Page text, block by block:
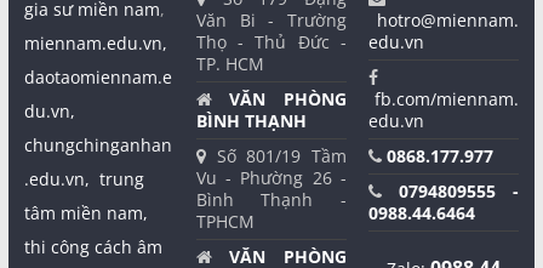
gia sư miền nam,
miennam.edu.vn,
daotaomiennam.e
du.vn,
chungchinganhan
.edu.vn, trung
tâm miền nam,
thi công cách âm
Văn Bi - Trường
Thọ - Thủ Đức -
TP. HCM
VĂN PHÒNG
BÌNH THẠNH
Số 801/19 Tầm
Vu - Phường 26 -
Bình Thạnh -
TPHCM
VĂN PHÒNG
hotro@miennam.
edu.vn
fb.com/miennam.
edu.vn
0868.177.977
0794809555 -
0988.44.6464